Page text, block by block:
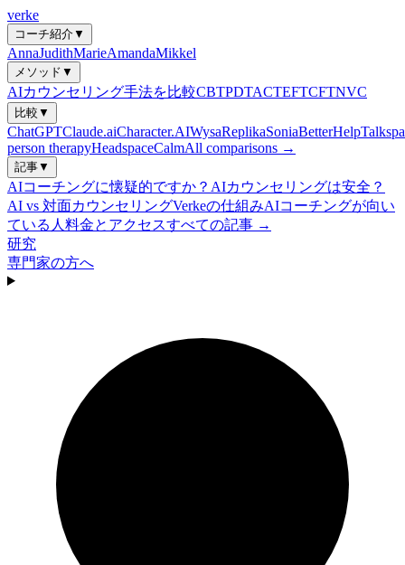
verke
コーチ紹介▼
AnnaJudithMarieAmandaMikkel
メソッド ▼
AIカウンセリング手法を比較CBTPDTACTEFTCFTNVC
比較 ▼
ChatGPTClaude.aiCharacter.AIWysaReplikaSoniaBetterHelp
person therapyHeadspaceCalmAll comparisons →
記事▼
AIコーチングに懐疑的ですか？ AIカウンセリングは安全？
AI vs 対面カウンセリングVerkeの仕組みAIコーチングが向い
ている人 料金とアクセスすべての記事 →
研究
専門家の方へ